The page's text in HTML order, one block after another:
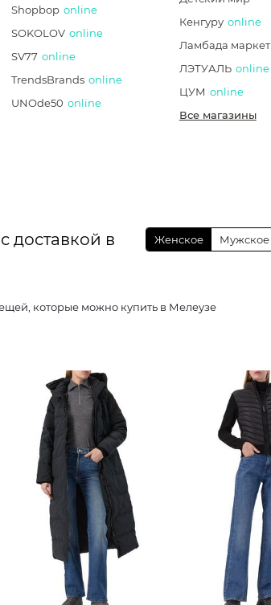
Shopbop online
SOKOLOV online
SV77 online
TrendsBrands online
UNOde50 online
Кенгуру online
Ламбада маркет
ЛЭТУАЛЬ online
ЦУМ online
Все магазины
доставкой в
Женское Мужское
вещей, которые можно купить в Мелеузе